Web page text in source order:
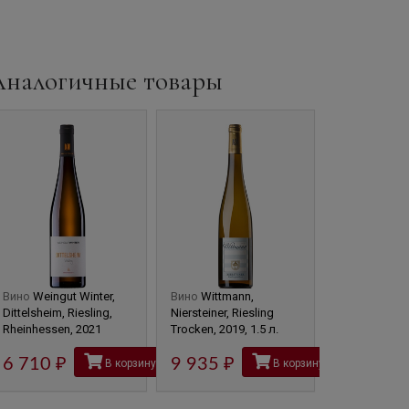
товары
Вино Weingut Winter,
Dittelsheim, Riesling,
Rheinhessen, 2021
6 710 рубВ корзину
Вино Wittmann,
Niersteiner, Riesling
Trocken, 2019, 1.5 л.
9 935 рубВ корзину